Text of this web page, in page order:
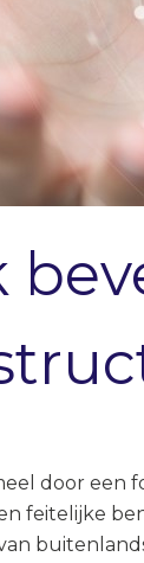
door een
feitelijke